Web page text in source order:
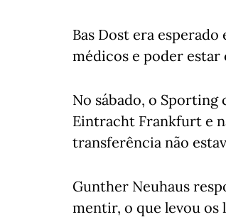
Bas Dost era esperado
médicos e poder estar
No sábado, o Sporting
Eintracht Frankfurt e
transferência não
Gunther Neuhaus
mentir, o que levou os